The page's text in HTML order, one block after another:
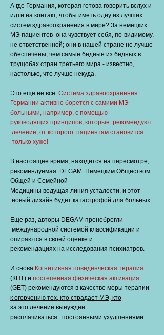
А где Германия, которая готова говорить вслух и
идти на контакт, чтобы иметь одну из лучших
систем здравоохранения в мире? За немецких
МЭ пациентов она чувствует себя, по-видимому,
не ответственной; они в нашей стране не лучше
обеспечены, чем самые бедные из бедных в
трущобах стран третьего мира - известно,
настолько, что лучше некуда.
Это еще не всё: Система здравоохранения
Германии активно борется с самими МЭ
больными, например, с помощью
руководящих принципов, которые рекомендуют
лечение, от которого пациентам становится
только хуже!
В настоящее время, находится на пересмотре,
рекомендуемая DEGAM Немецким Обществом
Общей и Семейной
Медицины ведущая линия усталости, и этот
новый дизайн будет катастрофой для больных.
Еще раз, авторы DEGAM пренебрегли
международной системой классификации и
опираются в своей оценке и
рекомендациях на исследования психиатров.
И снова Когнитивная поведенческая терапия
(КПТ) и постепенная физическая активация
(GET) рекомендуются в качестве меры терапии -
к огорчению тех, кто страдает МЭ, кто
за это лечение вынужден
расплачиваться постоянными ухудшениями.